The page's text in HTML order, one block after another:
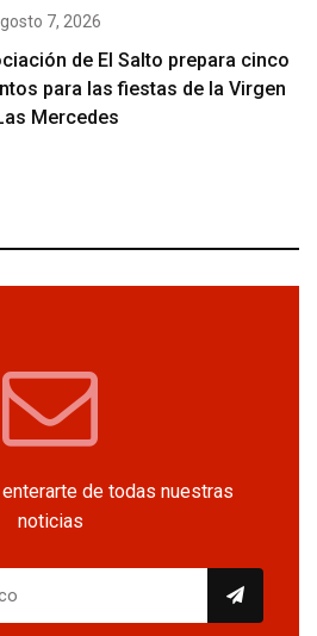
7, 2026
de El Salto prepara cinco
para las fiestas de la Virgen
Mercedes
de todas nuestras
noticias